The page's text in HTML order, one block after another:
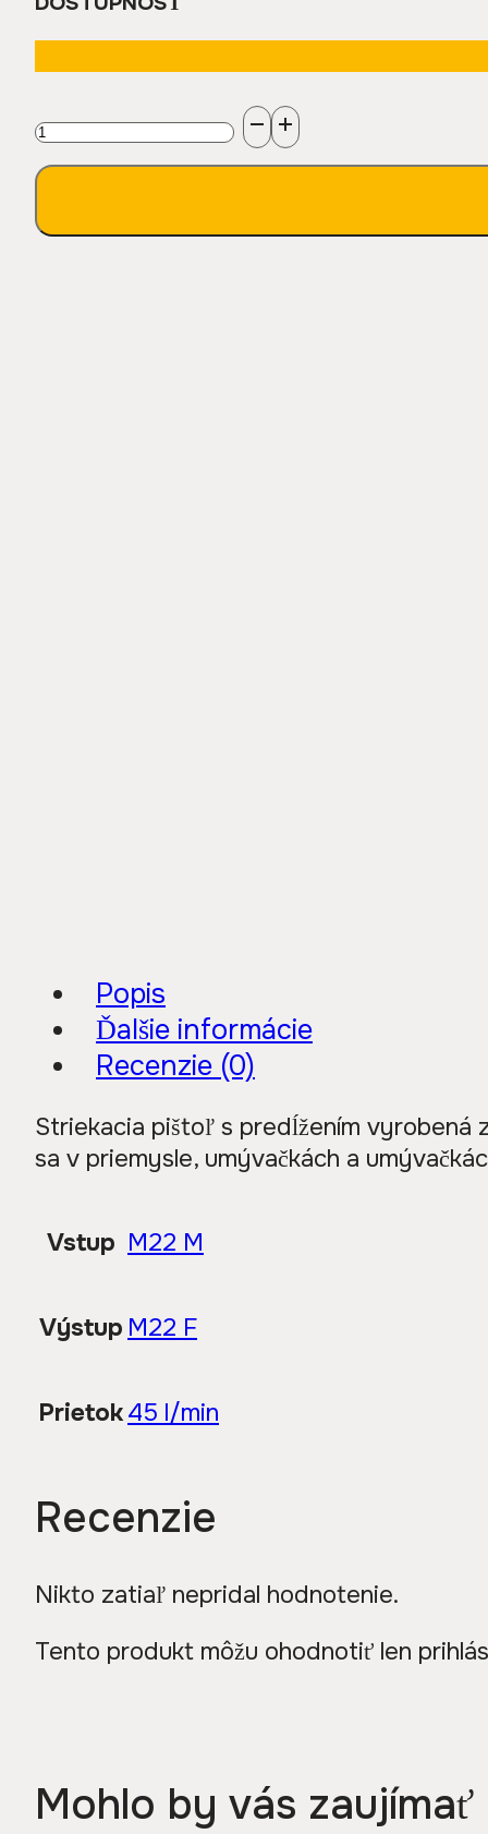
množstvo
Striekacia
AL55
Popis
Ďalšie informácie
Recenzie (0)
Striekacia pištoľ s predĺžením vyrobená
sa v priemysle, umývačkách a
Vstup M22 M
Výstup M22 F
Prietok45 l/min
Recenzie
Nikto zatiaľ nepridal hodnotenie.
Tento produkt môžu ohodnotiť len
Mohlo by vás zaujímať